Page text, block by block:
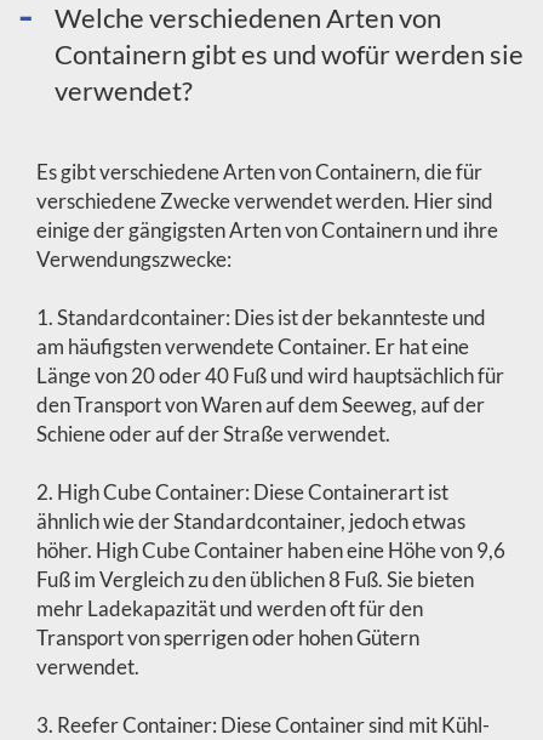
Welche verschiedenen Arten von
Containern gibt es und wofür werden sie
verwendet?
Es gibt verschiedene Arten von Containern, die für
verschiedene Zwecke verwendet werden. Hier sind
einige der gängigsten Arten von Containern und ihre
Verwendungszwecke:
1. Standardcontainer: Dies ist der bekannteste und
am häufigsten verwendete Container. Er hat eine
Länge von 20 oder 40 Fuß und wird hauptsächlich für
den Transport von Waren auf dem Seeweg, auf der
Schiene oder auf der Straße verwendet.
2. High Cube Container: Diese Containerart ist
ähnlich wie der Standardcontainer, jedoch etwas
höher. High Cube Container haben eine Höhe von 9,6
Fuß im Vergleich zu den üblichen 8 Fuß. Sie bieten
mehr Ladekapazität und werden oft für den
Transport von sperrigen oder hohen Gütern
verwendet.
3. Reefer Container: Diese Container sind mit Kühl-